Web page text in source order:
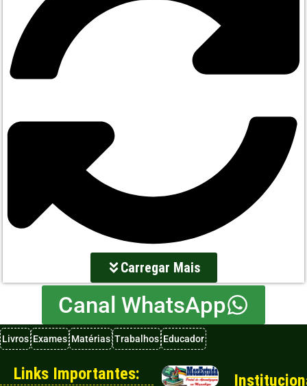
Carregar Mais
Canal WhatsApp
Livros Exames Matérias Trabalhos Educador
Links Importantes: